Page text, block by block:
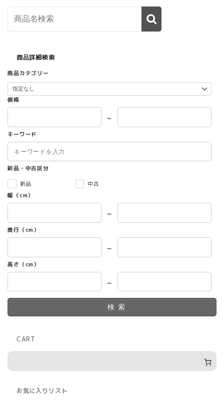
商品詳細検索
商品カテゴリー
価格
～
キーワード
新品・中古区分
新品
中古
幅（cm）
～
奥行（cm）
～
高さ（cm）
～
検索
CART
お気に入りリスト